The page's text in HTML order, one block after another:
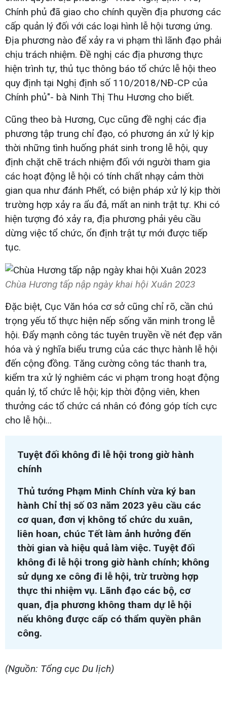
Chính phủ đã giao cho chính quyền địa phương các
cấp quản lý đối với các loại hình lễ hội tương ứng.
Địa phương nào để xảy ra vi phạm thì lãnh đạo phải
chịu trách nhiệm. Đề nghị các địa phương thực
hiện trình tự, thủ tục thông báo tổ chức lễ hội theo
quy định tại Nghị định số 110/2018/NĐ-CP của
Chính phủ"- bà Ninh Thị Thu Hương cho biết.
Cũng theo bà Hương, Cục cũng đề nghị các địa
phương tập trung chỉ đạo, có phương án xử lý kịp
thời những tình huống phát sinh trong lễ hội, quy
định chặt chẽ trách nhiệm đối với người tham gia
các hoạt động lễ hội có tính chất nhạy cảm thời
gian qua như đánh Phết, có biện pháp xử lý kịp thời
trường hợp xảy ra ẩu đả, mất an ninh trật tự. Khi có
hiện tượng đó xảy ra, địa phương phải yêu cầu
dừng việc tổ chức, ổn định trật tự mới được tiếp
tục.
Chùa Hương tấp nập ngày khai hội Xuân 2023
Đặc biệt, Cục Văn hóa cơ sở cũng chỉ rõ, cần chú
trọng yếu tố thực hiện nếp sống văn minh trong lễ
hội. Đẩy mạnh công tác tuyên truyền về nét đẹp văn
hóa và ý nghĩa biểu trưng của các thực hành lễ hội
đến cộng đồng. Tăng cường công tác thanh tra,
kiểm tra xử lý nghiêm các vi phạm trong hoạt động
quản lý, tổ chức lễ hội; kịp thời động viên, khen
thưởng các tổ chức cá nhân có đóng góp tích cực
cho lễ hội...
Tuyệt đối không đi lễ hội trong giờ hành
chính
Thủ tướng Phạm Minh Chính vừa ký ban
hành Chỉ thị số 03 năm 2023 yêu cầu các
cơ quan, đơn vị không tổ chức du xuân,
liên hoan, chúc Tết làm ảnh hưởng đến
thời gian và hiệu quả làm việc. Tuyệt đối
không đi lễ hội trong giờ hành chính; không
sử dụng xe công đi lễ hội, trừ trường hợp
thực thi nhiệm vụ. Lãnh đạo các bộ, cơ
quan, địa phương không tham dự lễ hội
nếu không được cấp có thẩm quyền phân
công.
(Nguồn: Tổng cục Du lịch)